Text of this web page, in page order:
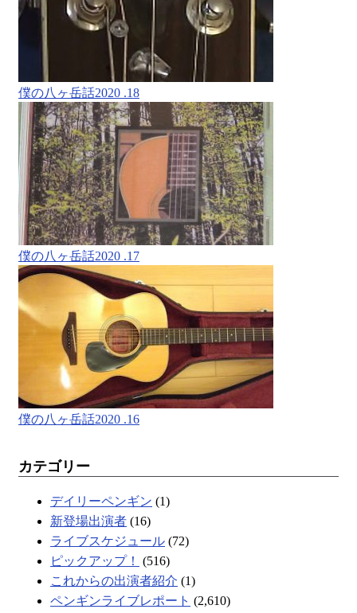
僕の八ヶ岳話2020 .18
僕の八ヶ岳話2020 .17
僕の八ヶ岳話2020 .16
カテゴリー
デイリーペンギン (1)
新登場出演者 (16)
ライブスケジュール (72)
ピックアップ！
(516)
これからの出演者紹介 (1)
ペンギンライブレポート (2,610)